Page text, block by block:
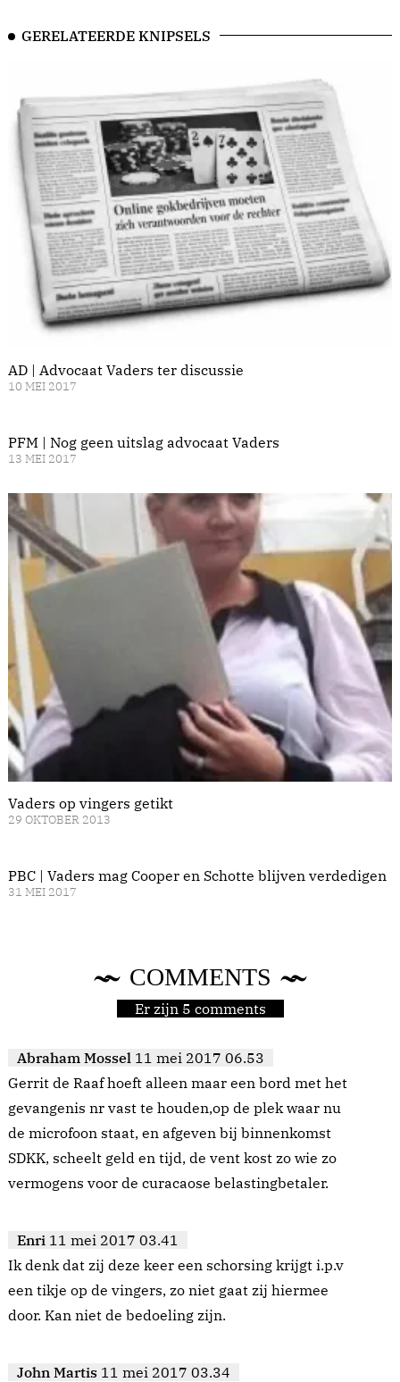
GERELATEERDE KNIPSELS
AD | Advocaat Vaders ter discussie
10 MEI 2017
PFM | Nog geen uitslag advocaat Vaders
13 MEI 2017
Vaders op vingers getikt
29 OKTOBER 2013
PBC | Vaders mag Cooper en Schotte blijven verdedigen
31 MEI 2017
COMMENTS
Er zijn 5 comments
Abraham Mossel 11 mei 2017 06.53
Gerrit de Raaf hoeft alleen maar een bord met het
gevangenis nr vast te houden,op de plek waar nu
de microfoon staat, en afgeven bij binnenkomst
SDKK, scheelt geld en tijd, de vent kost zo wie zo
vermogens voor de curacaose belastingbetaler.
Enri 11 mei 2017 03.41
Ik denk dat zij deze keer een schorsing krijgt i.p.v
een tikje op de vingers, zo niet gaat zij hiermee
door. Kan niet de bedoeling zijn.
John Martis 11 mei 2017 03.34